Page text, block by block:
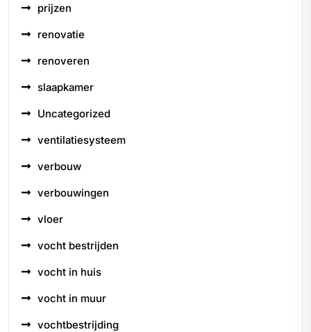
prijzen
renovatie
renoveren
slaapkamer
Uncategorized
ventilatiesysteem
verbouw
verbouwingen
vloer
vocht bestrijden
vocht in huis
vocht in muur
vochtbestrijding